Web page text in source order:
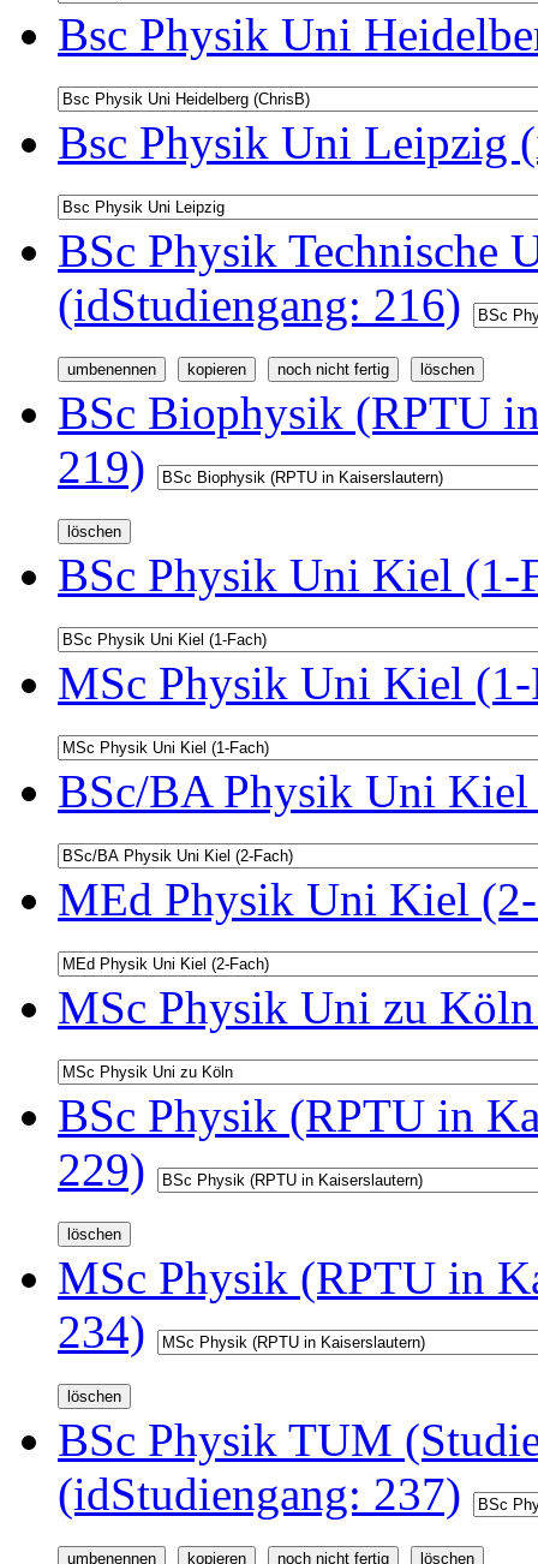
Bsc Physik Uni
Bsc Physik Uni Leipzig
BSc Physik Technische
(idStudiengang: 216)
BSc Biophysik (RPTU
219)
BSc Physik Uni Kiel (1-
MSc Physik Uni Kiel
BSc/BA Physik Uni Kiel
MEd Physik Uni Kiel
MSc Physik Uni zu
BSc Physik (RPTU in
229)
MSc Physik (RPTU in
234)
BSc Physik TUM
(idStudiengang: 237)